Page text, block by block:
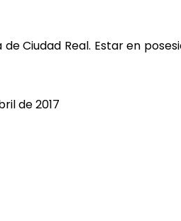
Ciudad Real. Estar en
de 2017